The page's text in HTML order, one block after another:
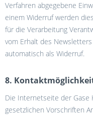
Verfahren abgegebene
einem Widerruf werden
für die Verarbeitung
vom Erhalt des
automatisch als Widerruf.
8.
Die Internetseite der Gase
gesetzlichen Vorschriften